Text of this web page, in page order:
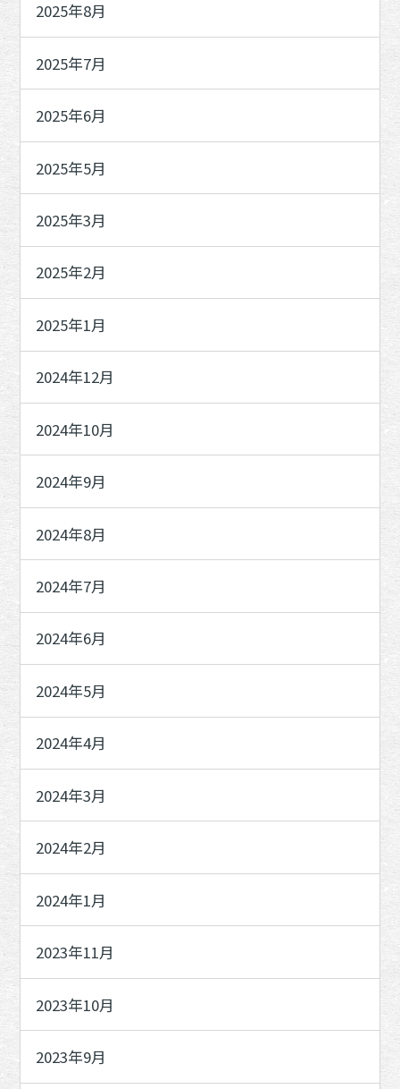
2025年8月
2025年7月
2025年6月
2025年5月
2025年3月
2025年2月
2025年1月
2024年12月
2024年10月
2024年9月
2024年8月
2024年7月
2024年6月
2024年5月
2024年4月
2024年3月
2024年2月
2024年1月
2023年11月
2023年10月
2023年9月